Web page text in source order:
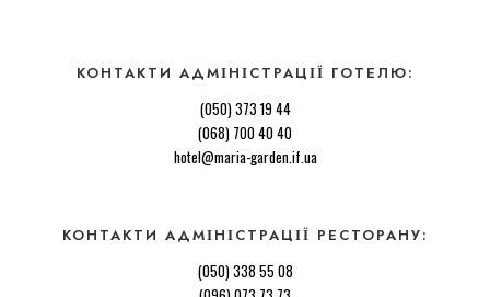
КОНТАКТИ АДМІНІСТРАЦІЇ ГОТЕЛЮ:
(050) 373 19 44
(068) 700 40 40
hotel@maria-garden.if.ua
КОНТАКТИ АДМІНІСТРАЦІЇ РЕСТОРАНУ:
(050) 338 55 08